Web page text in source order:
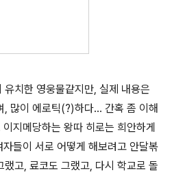
치한 영웅물같지만, 실제 내용은
, 많이 에로틱(?)하다... 간혹 좀 이해
지메당하는 왕따 히로는 희안하게
들이 서로 어떻게 해보려고 안달볶
고, 료코도 그랬고, 다시 학교로 돌